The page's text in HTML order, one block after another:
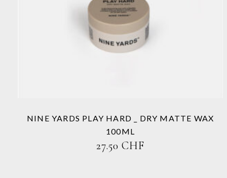
Produkt
weist
mehrere
Varianten
auf.
Produktseite
gewählt
werden
NINE YARDS PLAY HARD _ DRY MATTE WAX
100ML
27.50CHF